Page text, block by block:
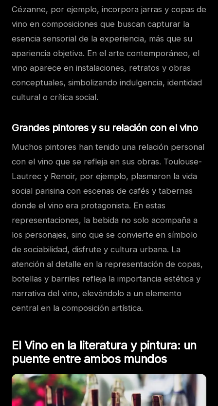
Cézanne, por ejemplo, incorpora jarras y copas de
vino en composiciones que buscan capturar la
esencia sensorial de la experiencia, más que su
apariencia objetiva. En el arte contemporáneo, el
vino aparece en instalaciones, retratos y obras
conceptuales, simbolizando indulgencia, identidad
cultural o crítica social.
Grandes pintores y su relación con el vino
Muchos pintores han tenido una relación personal
con el vino que se refleja en sus obras. Toulouse-
Lautrec y Renoir, por ejemplo, plasmaron la vida
social parisina con escenas de cafés y tabernas
donde el vino era protagonista. En estas
representaciones, la bebida no solo acompaña a
los personajes, sino que se convierte en símbolo
de sociabilidad, disfrute y cultura urbana. La
atención al detalle en la representación de copas,
botellas y barriles refleja la importancia estética y
narrativa del vino, elevándolo a un elemento
central en la composición artística.
El Vino en la literatura y pintura: un
puente entre ambos mundos